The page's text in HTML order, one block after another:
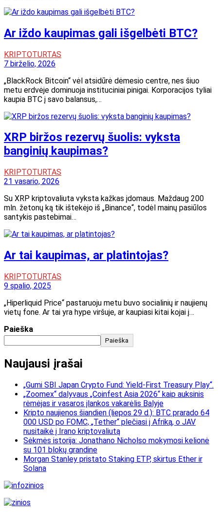
Ar iždo kaupimas gali išgelbėti BTC?
KRIPTOTURTAS
7 birželio, 2026
„BlackRock Bitcoin“ vėl atsidūrė dėmesio centre, nes šiuo
metu erdvėje dominuoja instituciniai pinigai. Korporacijos tyliai
kaupia BTC į savo balansus,…
XRP biržos rezervų šuolis: vyksta
banginių kaupimas?
KRIPTOTURTAS
21 vasario, 2026
Su XRP kriptovaliuta vyksta kažkas įdomaus. Maždaug 200
mln. žetonų ką tik ištekėjo iš „Binance“, todėl mainų pasiūlos
santykis pastebimai…
Ar tai kaupimas, ar platintojas?
KRIPTOTURTAS
9 spalio, 2025
„Hiperliquid Price“ pastaruoju metu buvo socialinių ir naujienų
vietų fone. Ar tai yra hype viršuje, ar kaupiasi kitai kojai į…
Paieška
Paieška
Naujausi įrašai
„Gumi SBI Japan Crypto Fund: Yield-First Treasury Play“.
„Zoomex“ dalyvaus „Coinfest Asia 2026“ kaip auksinis
rėmėjas ir vasaros įlankos vakarėlis Balyje
Kripto naujienos šiandien (liepos 29 d.): BTC prarado 64
000 USD po FOMC, „Tether“ plečiasi į Afriką, o JAV
nusitaikė į Irano kriptovaliutą
Sėkmės istorija: Jonathano Nicholso mokymosi kelionė
su 101 blokų grandine
Morgan Stanley pristato Staking ETP, skirtus Ether ir
Solana